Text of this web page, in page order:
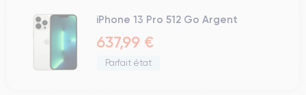
iPhone 13 Pro 512 Go Argent
637,99 €
Parfait état